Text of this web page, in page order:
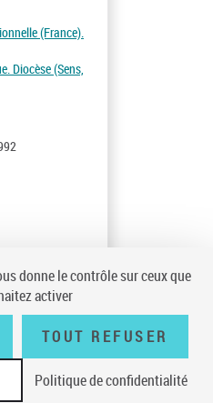
(France).
Diocèse (Sens,
:06/04/29
A propos | Plan du site |
Écrire à la
donne le contrôle sur ceux que
activer
TOUT REFUSER
Politique de confidentialité